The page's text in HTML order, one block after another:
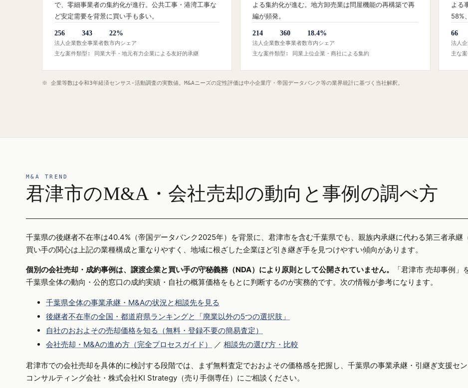
で、零細事業者の集約化が進行。公共工事・港湾工事な
ど安定需要を背景に買い手も多い。
256
法人企業数
343
全事業者数
22%
市内シェア
主な案件類型: 同業大手・地元有力企業による友好的承継
よる集約化が進む。地方卸売業は問屋機能の再構築で再
編が頻発。
214
法人企業数
360
全事業者数
18.4%
市内シェア
主な案件類型: 同業上位企業・商社による集約
よる
58%
66
法人
主な
※ 企業等数は令和3年経済センサス‐活動調査の実数値。M&Aニーズの定性評価は中小企業庁・帝国データバンク等の業界統計に基づく当社解釈。
M&A TREND
君津市のM&A・会社売却の動向と事例の調べ方
千葉県の後継者不在率は40.4%（帝国データバンク2025年）を背景に、君津市を含む千葉県でも、親族内承継に代わる第三者承継
買い手の関心は上記の業種構成と重なりやすく、地域に根ざした企業ほど引き継ぎ手を見つけやすい傾向があります。
個別の会社売却・成約事例は、譲渡企業と買い手の守秘義務（NDA）により原則として公開されていません。
「君津市 売却事例
千葉県全体の動向・公的窓口の成約実績・自社の概算価格をもとに判断するのが実務的です。次の情報が参考になります。
千葉県全体の事業承継・M&Aの状況と相談先を見る
後継者不在率の全国・都道府県ランキングと「廃業以外の5つの選択肢」
自社のおおよその売却価格を知る（無料・登録不要の簡易査定）
会社売却・M&Aの進め方（完全プロセスガイド）
／ 相談先の選び方・比較
君津市での会社売却を具体的に検討する段階では、まず無料査定でおおよその価格感を把握し、千葉県の事業承継・引継ぎ支援セ
コンサルティング会社・株式会社KI Strategy（売り手側専任）にご相談ください。